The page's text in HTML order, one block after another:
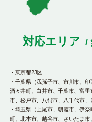
対応エリア /
・東京都23区
・千葉県（我孫子市、市川市、
酒々井町、白井市、千葉市、富
市、松戸市、八街市、八千代市、
・埼玉県（上尾市、朝霞市、伊
町、北本市、越谷市、さいたま市